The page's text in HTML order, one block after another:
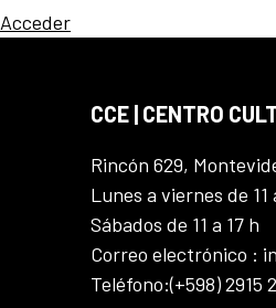
Acceder
CCE | CENTRO
Rincón 629,
Lunes a viernes de 11
Sábados de 11 a 17 h
Correo electrónico :
Teléfono:(+598) 2915